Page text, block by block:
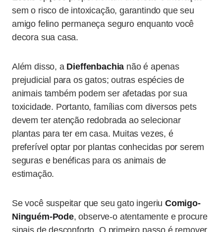
sem o risco de intoxicação, garantindo que seu
amigo felino permaneça seguro enquanto você
decora sua casa.
Além disso, a Dieffenbachia não é apenas
prejudicial para os gatos; outras espécies de
animais também podem ser afetadas por sua
toxicidade. Portanto, famílias com diversos pets
devem ter atenção redobrada ao selecionar
plantas para ter em casa. Muitas vezes, é
preferível optar por plantas conhecidas por serem
seguras e benéficas para os animais de
estimação.
Se você suspeitar que seu gato ingeriu Comigo-
Ninguém-Pode, observe-o atentamente e procure
sinais de desconforto. O primeiro passo é remover